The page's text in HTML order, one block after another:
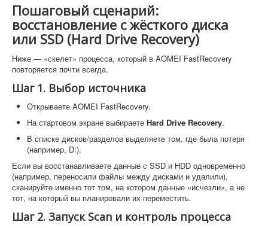
Пошаговый сценарий:
восстановление с жёсткого диска
или SSD (Hard Drive Recovery)
Ниже — «скелет» процесса, который в AOMEI FastRecovery
повторяется почти всегда.
Шаг 1. Выбор источника
Открываете AOMEI FastRecovery.
На стартовом экране выбираете Hard Drive Recovery.
В списке дисков/разделов выделяете том, где была потеря
(например, D:).
Если вы восстанавливаете данные с SSD и HDD одновременно
(например, переносили файлы между дисками и удалили),
сканируйте именно тот том, на котором данные «исчезли», а не
тот, на который вы планировали их переместить.
Шаг 2. Запуск Scan и контроль процесса